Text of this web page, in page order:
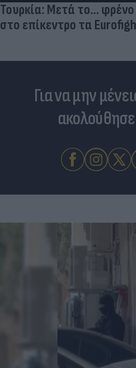
Τουρκία: Μετά το...
στο επίκεντρο τα
Για να μην